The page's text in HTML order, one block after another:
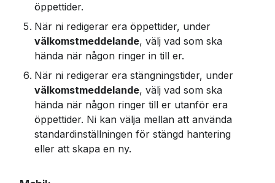
öppettider.
När ni redigerar era öppettider, under
välkomstmeddelande, välj vad som ska
hända när någon ringer in till er.
När ni redigerar era stängningstider, under
välkomstmeddelande, välj vad som ska
hända när någon ringer till er utanför era
öppettider. Ni kan välja mellan att använda
standardinställningen för stängd hantering
eller att skapa en ny.